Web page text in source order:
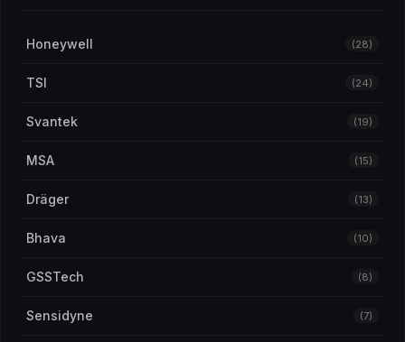
Honeywell (28)
TSI (24)
Svantek (19)
MSA (15)
Dräger (13)
Bhava (10)
GSSTech (8)
Sensidyne (7)